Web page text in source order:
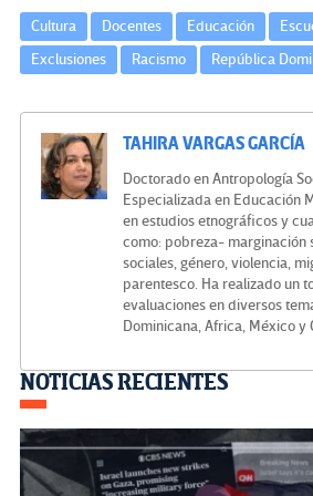
Cultura Docentes Educación
Exclusiones
Racismo República
TAHIRA VARGAS GARCÍA
Doctorado en Antropología
Especializada en Educación
en estudios etnográficos y
como: pobreza- marginación
sociales, género, violencia,
parentesco. Ha realizado un
evaluaciones en diversos
Dominicana, Africa, México y
Navegación
de
entradas
NOTICIAS RECIENTES